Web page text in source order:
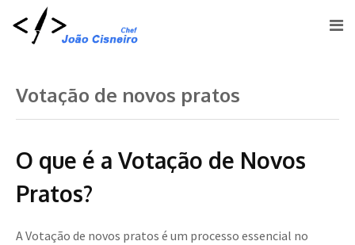
Votação de novos pratos
O que é a Votação de Novos
Pratos?
A Votação de novos pratos é um processo essencial no